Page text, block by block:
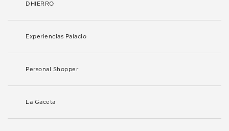
DHIERRO
Experiencias Palacio
Personal Shopper
La Gaceta